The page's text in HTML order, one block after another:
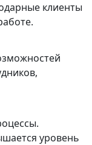
клиенты
уровень